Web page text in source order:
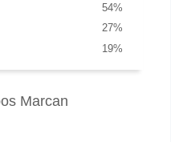
%
54
%
27
%
19
Marcan